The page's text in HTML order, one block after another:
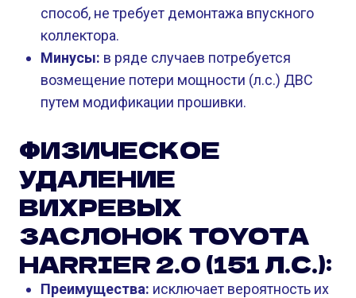
способ, не требует демонтажа впускного
коллектора.
Минусы: в ряде случаев потребуется
возмещение потери мощности (л.с.) ДВС
путем модификации прошивки.
ФИЗИЧЕСКОЕ
УДАЛЕНИЕ
ВИХРЕВЫХ
ЗАСЛОНОК TOYOTA
HARRIER 2.0 (151 Л.С.):
Преимущества: исключает вероятность их